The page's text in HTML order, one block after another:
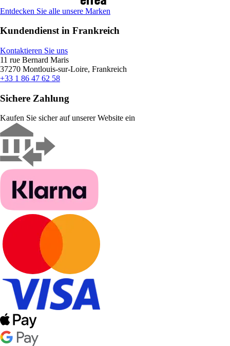
Entdecken Sie alle unsere Marken
Kundendienst in Frankreich
Kontaktieren Sie uns
11 rue Bernard Maris
37270 Montlouis-sur-Loire, Frankreich
+33 1 86 47 62 58
Sichere Zahlung
Kaufen Sie sicher auf unserer Website ein